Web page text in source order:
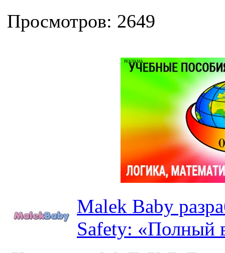
Просмотров: 2649
РЕКЛАМА
Malek Baby
Safety: «Полный